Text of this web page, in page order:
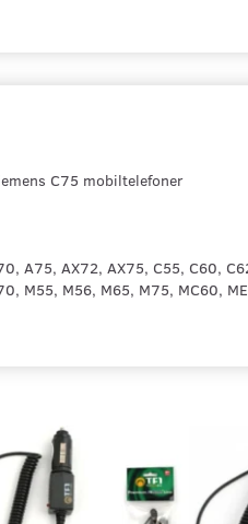
C75 mobiltelefoner
A75, AX72, AX75, C55, C60,
M55, M56, M65, M75, MC60,